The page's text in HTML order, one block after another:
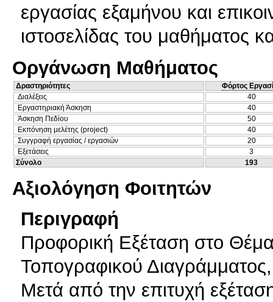
εργασίας εξαμήνου και
ιστοσελίδας του μαθήματος
Οργάνωση Μαθήματος
Δραστηριότητες
Φόρτος
Διαλέξεις
40
Εργαστηριακή Άσκηση
40
Άσκηση Πεδίου
50
Εκπόνηση μελέτης (project)
40
Συγγραφή εργασίας / εργασιών
20
Εξετάσεις
3
Σύνολο
193
Αξιολόγηση Φοιτητών
Περιγραφή
Προφορική Εξέταση στο
Τοπογραφικού
Μετά από την επιτυχή